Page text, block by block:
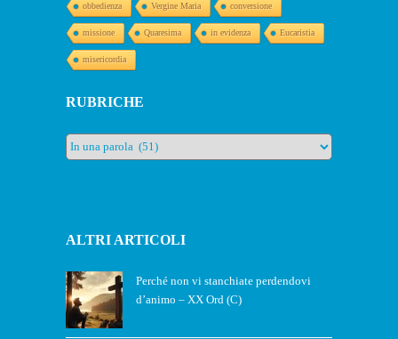
obbedienza Vergine Maria conversione
missione Quaresima in evidenza Eucaristia
misericordia
RUBRICHE
Rubriche
ALTRI ARTICOLI
Perché non vi stanchiate perdendovi
d’animo – XX Ord (C)